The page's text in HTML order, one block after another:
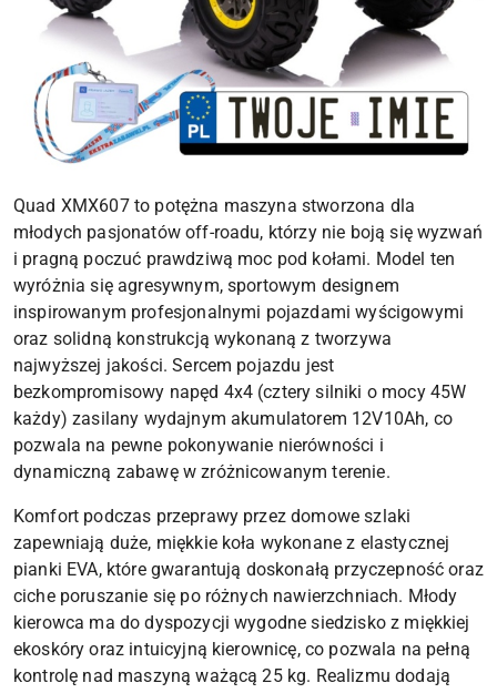
Quad XMX607 to potężna maszyna stworzona dla
młodych pasjonatów off-roadu, którzy nie boją się wyzwań
i pragną poczuć prawdziwą moc pod kołami. Model ten
wyróżnia się agresywnym, sportowym designem
inspirowanym profesjonalnymi pojazdami wyścigowymi
oraz solidną konstrukcją wykonaną z tworzywa
najwyższej jakości. Sercem pojazdu jest
bezkompromisowy napęd 4x4 (cztery silniki o mocy 45W
każdy) zasilany wydajnym akumulatorem 12V10Ah, co
pozwala na pewne pokonywanie nierówności i
dynamiczną zabawę w zróżnicowanym terenie.
Komfort podczas przeprawy przez domowe szlaki
zapewniają duże, miękkie koła wykonane z elastycznej
pianki EVA, które gwarantują doskonałą przyczepność oraz
ciche poruszanie się po różnych nawierzchniach. Młody
kierowca ma do dyspozycji wygodne siedzisko z miękkiej
ekoskóry oraz intuicyjną kierownicę, co pozwala na pełną
kontrolę nad maszyną ważącą 25 kg. Realizmu dodają